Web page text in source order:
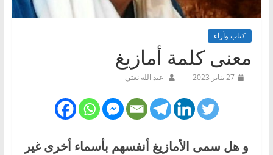
كتاب وآراء
معنى كلمة أمازيغ
27 يناير 2023 عبد الله نعتي
و هل سمى الأمازيغ أنفسهم بأسماء أخرى غير